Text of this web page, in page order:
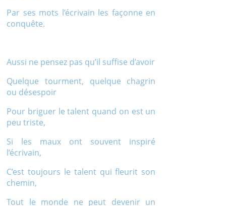
Par ses mots l’écrivain les façonne en
conquête.
Aussi ne pensez pas qu’il suffise d’avoir
Quelque tourment, quelque chagrin
ou désespoir
Pour briguer le talent quand on est un
peu triste,
Si les maux ont souvent inspiré
l’écrivain,
C’est toujours le talent qui fleurit son
chemin,
Tout le monde ne peut devenir un